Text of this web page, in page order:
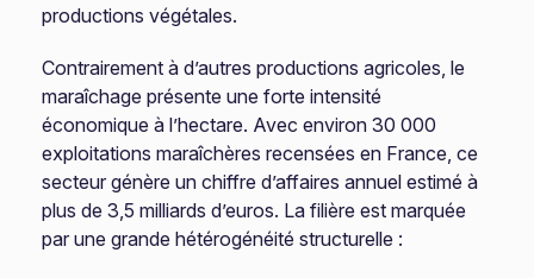
productions végétales.
Contrairement à d’autres productions agricoles, le
maraîchage présente une forte intensité
économique à l’hectare. Avec environ 30 000
exploitations maraîchères recensées en France, ce
secteur génère un chiffre d’affaires annuel estimé à
plus de 3,5 milliards d’euros. La filière est marquée
par une grande hétérogénéité structurelle :